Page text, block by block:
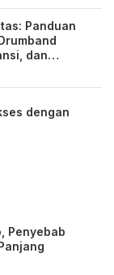
Panduan
dan
dengan
Penyebab